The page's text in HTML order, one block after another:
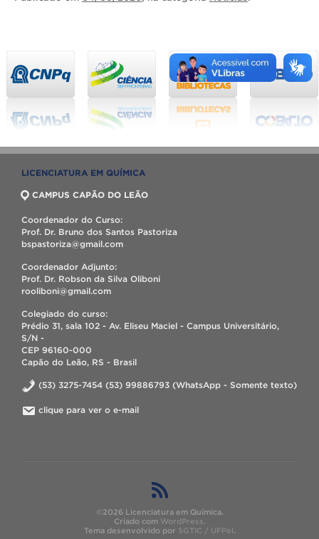
LICENCIATURA EM QUÍMICA
CAMPUS CAPÃO DO LEÃO
Coordenador do Curso:
Prof. Dr. Bruno dos Santos Pastoriza
bspastoriza@gmail.com
Coordenador Adjunto:
Prof. Dr. Robson da Silva Oliboni
rooliboni@gmail.com
Colegiado do curso:
Prédio 31, sala 102 - Av. Eliseu Maciel - Campus Universitário,
S/N -
CEP 96160-000
Capão do Leão, RS - Brasil
(53) 3275-7454 (53) 99886793 (WhatsApp - Somente texto)
clique para ver o e-mail
©2026 Licenciatura em Química.
Criado com WordPress.
Tema desenvolvido por SGTIC / UFPel.